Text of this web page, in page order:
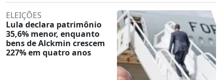
ELEIÇÕES
Lula declara patrimônio
35,6% menor, enquanto
bens de Alckmin crescem
227% em quatro anos